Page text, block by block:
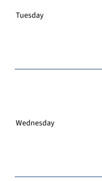
Tuesday
Wednesday